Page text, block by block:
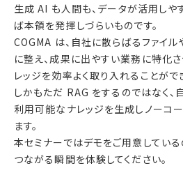
生成 AI も人間も、データが活用し
ば本領を発揮しづらいものです。
COGMA は、自社に散らばるファイ
に整え、成果に出やすい業務に特化
レッジを効率よく取り入れることがで
しかもただ RAG をするのではなく
利用可能なナレッジを生成しノーコ
ます。
本セミナーではデモをご用意している
つながる瞬間を体験してください。